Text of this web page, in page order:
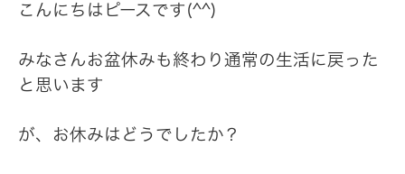
こんにちはピースです(^^)
みなさんお盆休みも終わり通常の生活に戻った
と思います
が、お休みはどうでしたか？